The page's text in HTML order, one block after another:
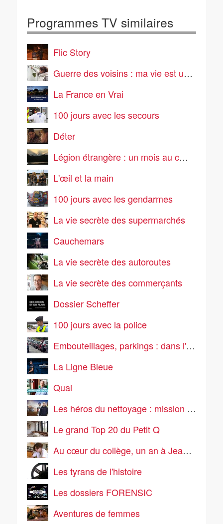
Programmes TV similaires
Flic Story
Guerre des voisins : ma vie est un enfer
La France en Vrai
100 jours avec les secours
Déter
Légion étrangère : un mois au cœur de l'enfer vert
L'œil et la main
100 jours avec les gendarmes
La vie secrète des supermarchés
Cauchemars
La vie secrète des autoroutes
La vie secrète des commerçants
Dossier Scheffer
100 jours avec la police
Embouteillages, parkings : dans l'enfer de la route
La Ligne Bleue
Quai
Les héros du nettoyage : mission propreté
Le grand Top 20 du Petit Q
Au cœur du collège, un an à Jean Vilar
Les tyrans de l'histoire
Les dossiers FORENSIC
Aventures de femmes